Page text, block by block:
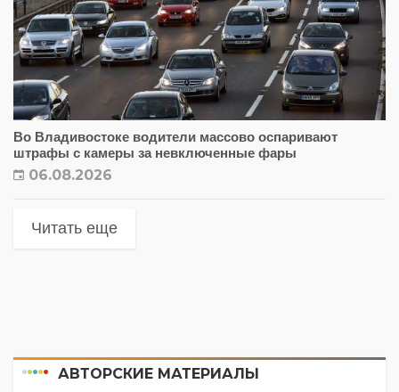
Во Владивостоке водители массово оспаривают
штрафы с камеры за невключенные фары
06.08.2026
Читать еще
АВТОРСКИЕ МАТЕРИАЛЫ